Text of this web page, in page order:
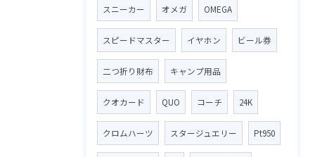
スニーカー オメガ OMEGA
スピードマスター イヤホン ビール券
二つ折り財布 キャンプ用品
クオカード QUO コーチ 24K
クロムハーツ スタージュエリー Pt950